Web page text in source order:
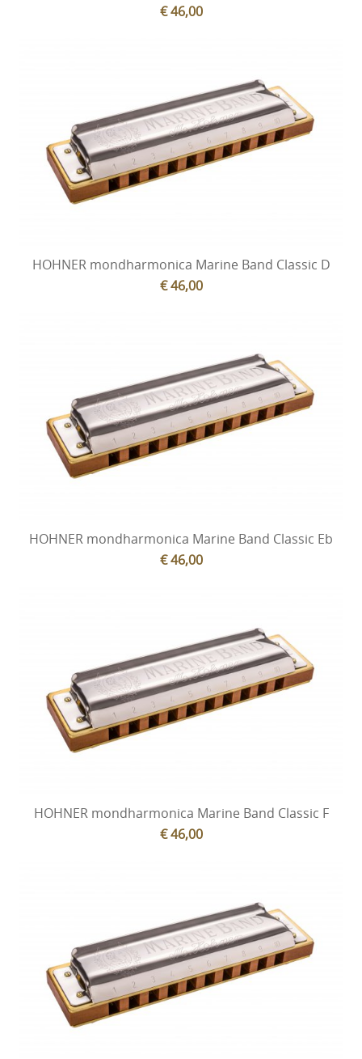
€ 46,00
HOHNER mondharmonica Marine Band Classic D
€ 46,00
HOHNER mondharmonica Marine Band Classic Eb
€ 46,00
HOHNER mondharmonica Marine Band Classic F
€ 46,00